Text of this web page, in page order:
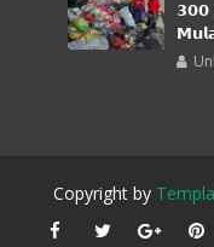
Copyright by